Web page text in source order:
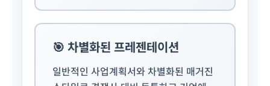
🎯 차별화된 프레젠테이션
일반적인 사업계획서와 차별화된 매거진